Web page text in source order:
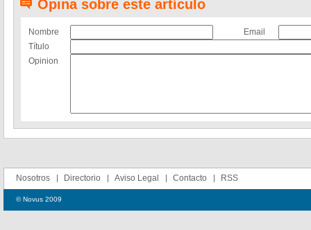
Opina sobre este artículo
Nombre
Email
Título
Opinion
Nosotros Directorio Aviso Legal Contacto RSS
© Novus 2009